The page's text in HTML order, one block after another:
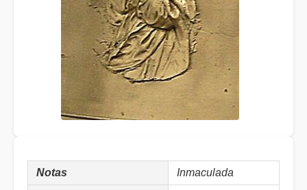
Notas Inmaculada